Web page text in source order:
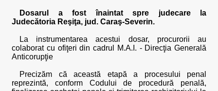
Dosarul a fost înaintat spre judecare la
Judecătoria Reşiţa, jud. Caraş-Severin.
La instrumentarea acestui dosar, procurorii au
colaborat cu ofiţeri din cadrul M.A.I. - Direcţia Generală
Anticorupţie
Precizăm că această etapă a procesului penal
reprezintă, conform Codului de procedură penală,